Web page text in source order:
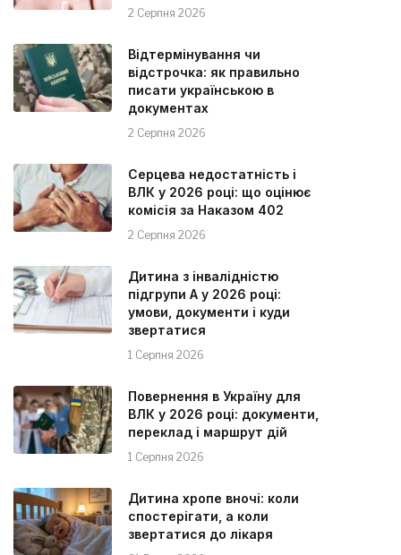
2 Серпня 2026
Відтермінування чи
відстрочка: як правильно
писати українською в
документах
2 Серпня 2026
Серцева недостатність і
ВЛК у 2026 році: що оцінює
комісія за Наказом 402
2 Серпня 2026
Дитина з інвалідністю
підгрупи А у 2026 році:
умови, документи і куди
звертатися
1 Серпня 2026
Повернення в Україну для
ВЛК у 2026 році: документи,
переклад і маршрут дій
1 Серпня 2026
Дитина хропе вночі: коли
спостерігати, а коли
звертатися до лікаря